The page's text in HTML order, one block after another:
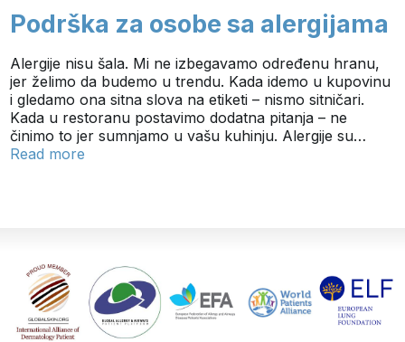
Podrška za osobe sa alergijama
Alergije nisu šala. Mi ne izbegavamo određenu hranu,
jer želimo da budemo u trendu. Kada idemo u kupovinu
i gledamo ona sitna slova na etiketi – nismo sitničari.
Kada u restoranu postavimo dodatna pitanja – ne
činimo to jer sumnjamo u vašu kuhinju. Alergije su…
Read more